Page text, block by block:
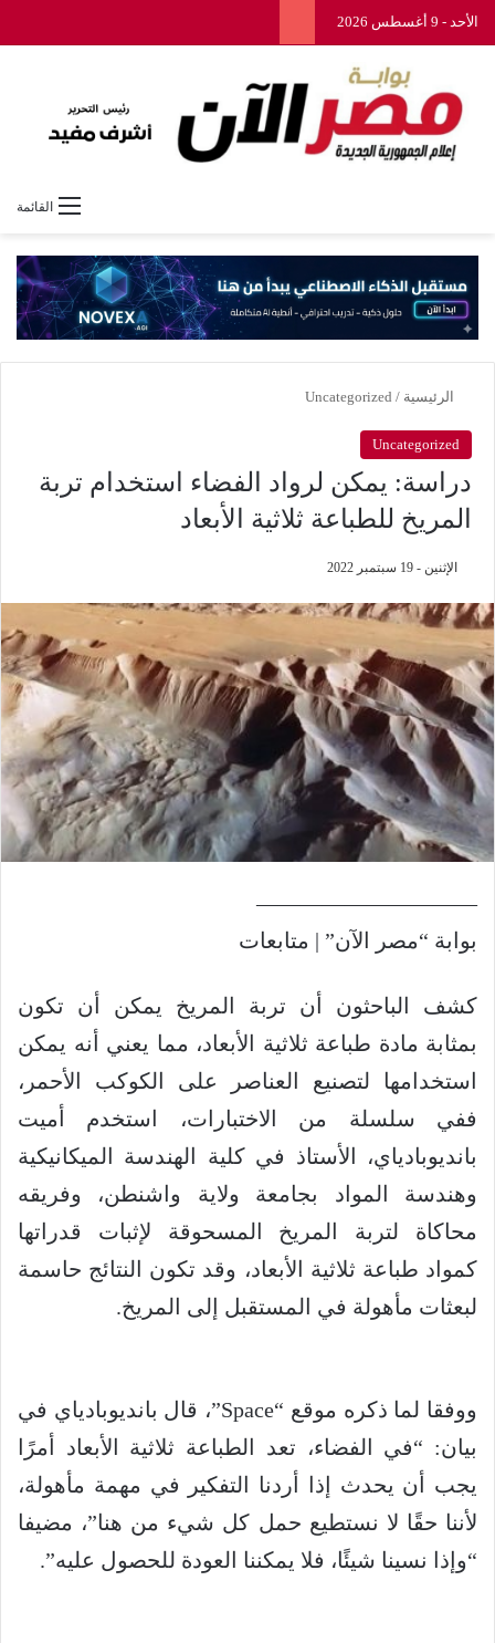
الأحد - 9 أغسطس 2026
القائمة
الرئيسية /
Uncategorized
Uncategorized
دراسة: يمكن لرواد الفضاء استخدام تربة
المريخ للطباعة ثلاثية الأبعاد
الإثنين - 19 سبتمبر 2022
——————————
بوابة “مصر الآن” | متابعات
كشف الباحثون أن تربة المريخ يمكن أن تكون
بمثابة مادة طباعة ثلاثية الأبعاد، مما يعني أنه يمكن
استخدامها لتصنيع العناصر على الكوكب الأحمر،
ففي سلسلة من الاختبارات، استخدم أميت
بانديوبادياي، الأستاذ في كلية الهندسة الميكانيكية
وهندسة المواد بجامعة ولاية واشنطن، وفريقه
محاكاة لتربة المريخ المسحوقة لإثبات قدراتها
كمواد طباعة ثلاثية الأبعاد، وقد تكون النتائج حاسمة
لبعثات مأهولة في المستقبل إلى المريخ.
ووفقا لما ذكره موقع “Space”، قال بانديوبادياي في
بيان: “في الفضاء، تعد الطباعة ثلاثية الأبعاد أمرًا
يجب أن يحدث إذا أردنا التفكير في مهمة مأهولة،
لأننا حقًا لا نستطيع حمل كل شيء من هنا”، مضيفا
“وإذا نسينا شيئًا، فلا يمكننا العودة للحصول عليه”.